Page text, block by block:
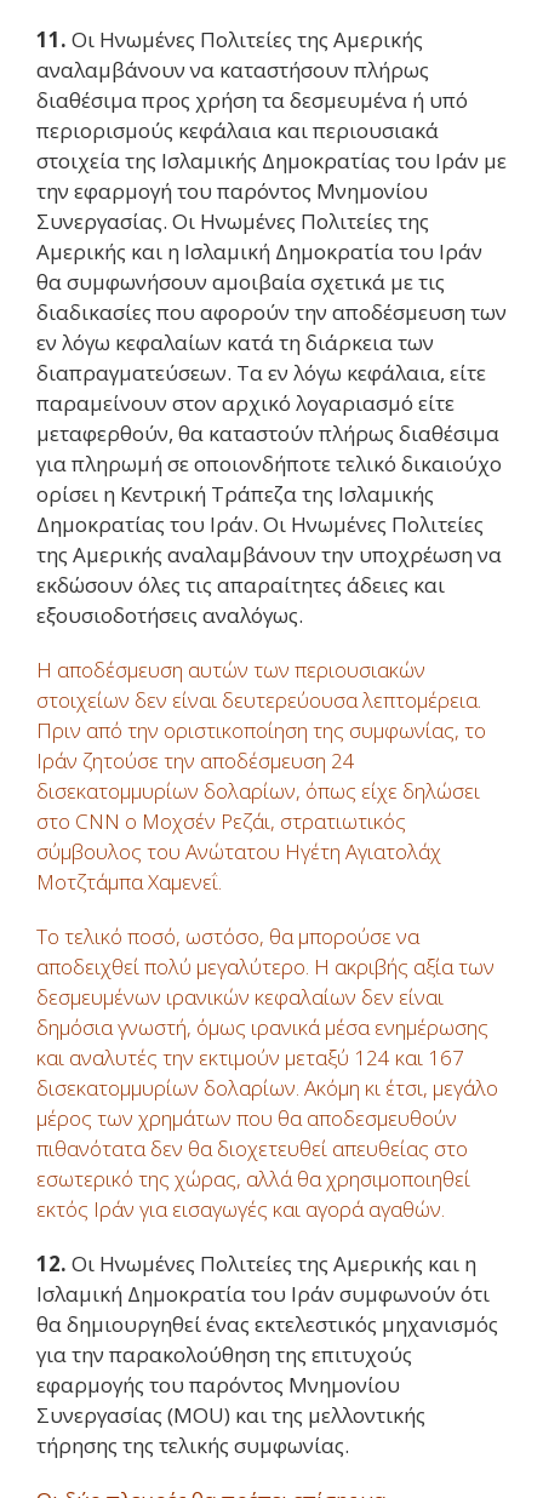
11. Οι Ηνωμένες Πολιτείες της Αμερικής
αναλαμβάνουν να καταστήσουν πλήρως
διαθέσιμα προς χρήση τα δεσμευμένα ή υπό
περιορισμούς κεφάλαια και περιουσιακά
στοιχεία της Ισλαμικής Δημοκρατίας του Ιράν με
την εφαρμογή του παρόντος Μνημονίου
Συνεργασίας. Οι Ηνωμένες Πολιτείες της
Αμερικής και η Ισλαμική Δημοκρατία του Ιράν
θα συμφωνήσουν αμοιβαία σχετικά με τις
διαδικασίες που αφορούν την αποδέσμευση των
εν λόγω κεφαλαίων κατά τη διάρκεια των
διαπραγματεύσεων. Τα εν λόγω κεφάλαια, είτε
παραμείνουν στον αρχικό λογαριασμό είτε
μεταφερθούν, θα καταστούν πλήρως διαθέσιμα
για πληρωμή σε οποιονδήποτε τελικό δικαιούχο
ορίσει η Κεντρική Τράπεζα της Ισλαμικής
Δημοκρατίας του Ιράν. Οι Ηνωμένες Πολιτείες
της Αμερικής αναλαμβάνουν την υποχρέωση να
εκδώσουν όλες τις απαραίτητες άδειες και
εξουσιοδοτήσεις αναλόγως.
Η αποδέσμευση αυτών των περιουσιακών
στοιχείων δεν είναι δευτερεύουσα λεπτομέρεια.
Πριν από την οριστικοποίηση της συμφωνίας, το
Ιράν ζητούσε την αποδέσμευση 24
δισεκατομμυρίων δολαρίων, όπως είχε δηλώσει
στο CNN ο Μοχσέν Ρεζάι, στρατιωτικός
σύμβουλος του Ανώτατου Ηγέτη Αγιατολάχ
Μοτζτάμπα Χαμενεΐ.
Το τελικό ποσό, ωστόσο, θα μπορούσε να
αποδειχθεί πολύ μεγαλύτερο. Η ακριβής αξία των
δεσμευμένων ιρανικών κεφαλαίων δεν είναι
δημόσια γνωστή, όμως ιρανικά μέσα ενημέρωσης
και αναλυτές την εκτιμούν μεταξύ 124 και 167
δισεκατομμυρίων δολαρίων. Ακόμη κι έτσι, μεγάλο
μέρος των χρημάτων που θα αποδεσμευθούν
πιθανότατα δεν θα διοχετευθεί απευθείας στο
εσωτερικό της χώρας, αλλά θα χρησιμοποιηθεί
εκτός Ιράν για εισαγωγές και αγορά αγαθών.
12. Οι Ηνωμένες Πολιτείες της Αμερικής και η
Ισλαμική Δημοκρατία του Ιράν συμφωνούν ότι
θα δημιουργηθεί ένας εκτελεστικός μηχανισμός
για την παρακολούθηση της επιτυχούς
εφαρμογής του παρόντος Μνημονίου
Συνεργασίας (MOU) και της μελλοντικής
τήρησης της τελικής συμφωνίας.